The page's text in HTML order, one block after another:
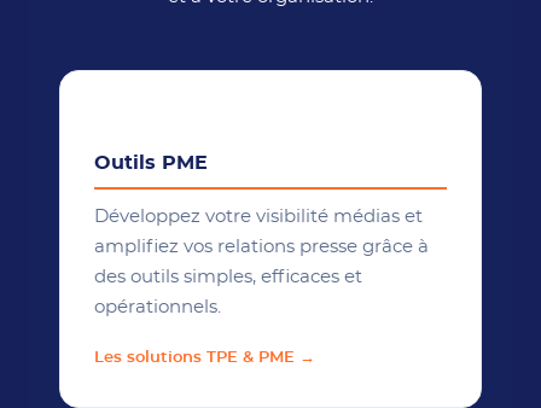
Outils PME
Développez votre visibilité médias et
amplifiez vos relations presse grâce à
des outils simples, efficaces et
opérationnels.
Les solutions TPE & PME →